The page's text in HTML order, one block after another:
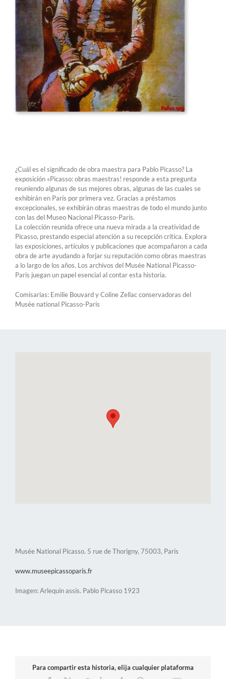
¿Cuál es el significado de obra maestra para Pablo Picasso? La
exposición «Picasso: obras maestras! responde a esta pregunta
reuniendo algunas de sus mejores obras, algunas de las cuales se
exhibirán en París por primera vez. Gracias a préstamos
excepcionales, se exhibirán obras maestras de todo el mundo junto
con las del Museo Nacional Picasso-París.
La colección reunida ofrece una nueva mirada a la creatividad de
Picasso, prestando especial atención a su recepción crítica. Explora
las exposiciones, artículos y publicaciones que acompañaron a cada
obra de arte ayudando a forjar su reputación como obras maestras
a lo largo de los años. Los archivos del Musée National Picasso-
Paris juegan un papel esencial al contar esta historia.
Comisarias: Emilie Bouvard y Coline Zellac conservadoras del
Musée national Picasso-Paris
Musée National Picasso. 5 rue de Thorigny, 75003, Paris
www.museepicassoparis.fr
Imagen: Arlequin assis. Pablo Picasso 1923
Para compartir esta historia, elija cualquier plataforma